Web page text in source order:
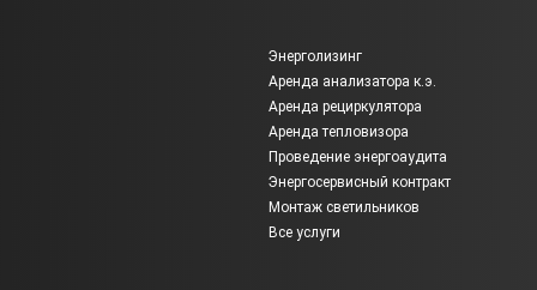
Энерголизинг
Аренда анализатора к.э.
Аренда рециркулятора
Аренда тепловизора
Проведение энергоаудита
Энергосервисный контракт
Монтаж светильников
Все услуги